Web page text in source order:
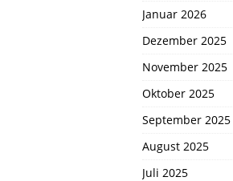
Januar 2026
Dezember 2025
November 2025
Oktober 2025
September 2025
August 2025
Juli 2025